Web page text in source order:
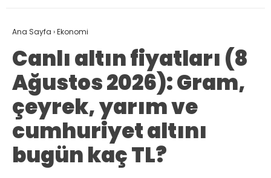
Ana Sayfa ›Ekonomi
Canlı altın fiyatları (8
Ağustos 2026): Gram,
çeyrek, yarım ve
cumhuriyet altını
bugün kaç TL?